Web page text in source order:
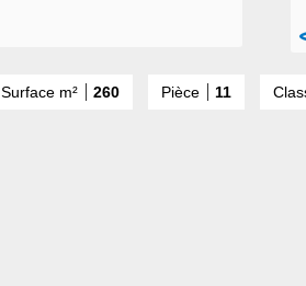
Surface m² 260 Pièce 11